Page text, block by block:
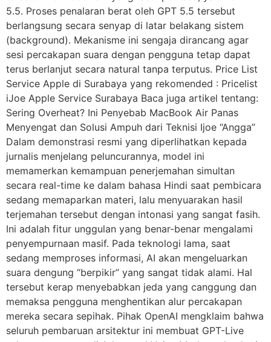
5.5. Proses penalaran berat oleh GPT 5.5 tersebut
berlangsung secara senyap di latar belakang sistem
(background). Mekanisme ini sengaja dirancang agar
sesi percakapan suara dengan pengguna tetap dapat
terus berlanjut secara natural tanpa terputus. Price List
Service Apple di Surabaya yang rekomended : Pricelist
iJoe Apple Service Surabaya Baca juga artikel tentang:
Sering Overheat? Ini Penyebab MacBook Air Panas
Menyengat dan Solusi Ampuh dari Teknisi Ijoe “Angga”
Dalam demonstrasi resmi yang diperlihatkan kepada
jurnalis menjelang peluncurannya, model ini
memamerkan kemampuan penerjemahan simultan
secara real-time ke dalam bahasa Hindi saat pembicara
sedang memaparkan materi, lalu menyuarakan hasil
terjemahan tersebut dengan intonasi yang sangat fasih.
Ini adalah fitur unggulan yang benar-benar mengalami
penyempurnaan masif. Pada teknologi lama, saat
sedang memproses informasi, AI akan mengeluarkan
suara dengung “berpikir” yang sangat tidak alami. Hal
tersebut kerap menyebabkan jeda yang canggung dan
memaksa pengguna menghentikan alur percakapan
mereka secara sepihak. Pihak OpenAI mengklaim bahwa
seluruh pembaruan arsitektur ini membuat GPT-Live